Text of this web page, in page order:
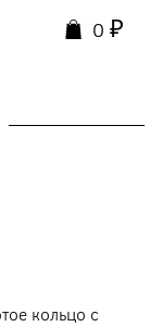
0 ₽